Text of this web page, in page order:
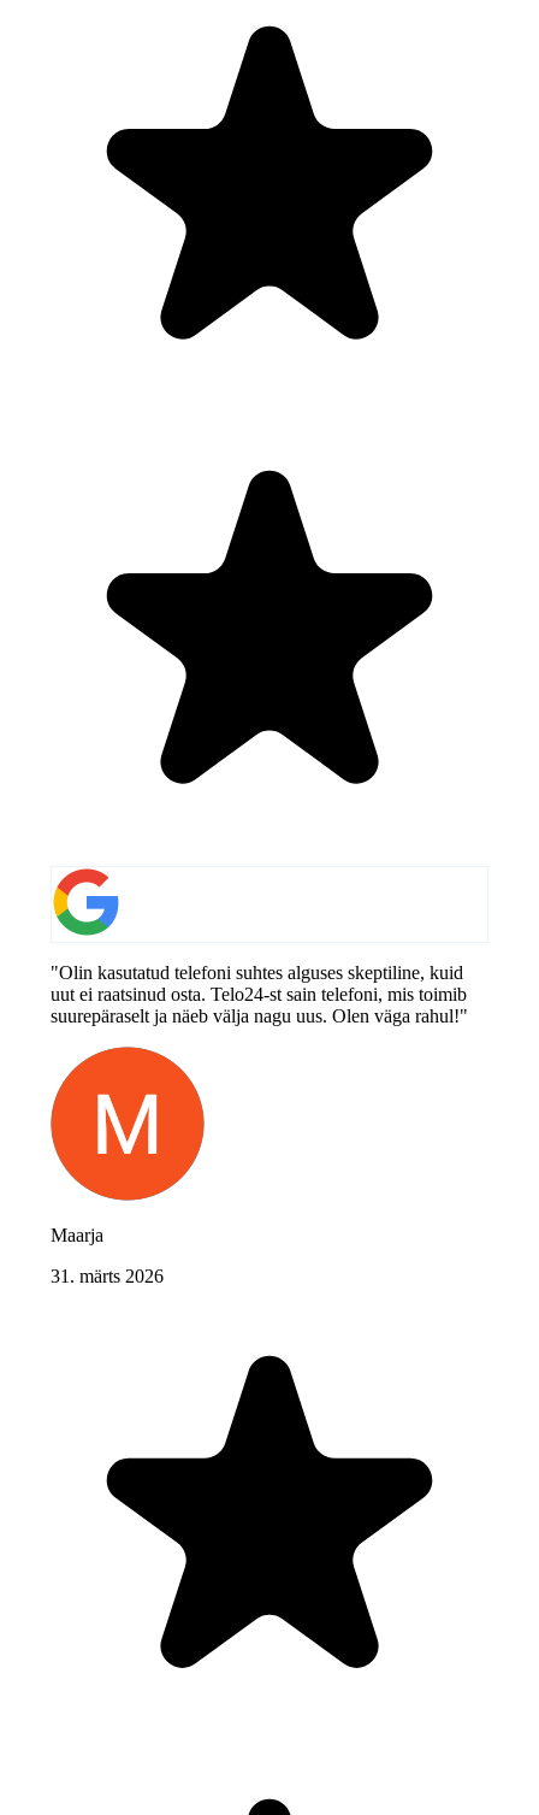
"Olin kasutatud telefoni suhtes alguses skeptiline, kuid
uut ei raatsinud osta. Telo24-st sain telefoni, mis toimib
suurepäraselt ja näeb välja nagu uus. Olen väga rahul!"
Maarja
31. märts 2026